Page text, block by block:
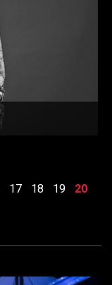
17 18 19
20